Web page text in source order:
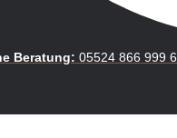
Beratung: 05524 866 999 6